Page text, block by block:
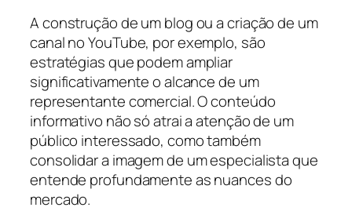
A construção de um blog ou a criação de um
canal no YouTube, por exemplo, são
estratégias que podem ampliar
significativamente o alcance de um
representante comercial. O conteúdo
informativo não só atrai a atenção de um
público interessado, como também
consolidar a imagem de um especialista que
entende profundamente as nuances do
mercado.